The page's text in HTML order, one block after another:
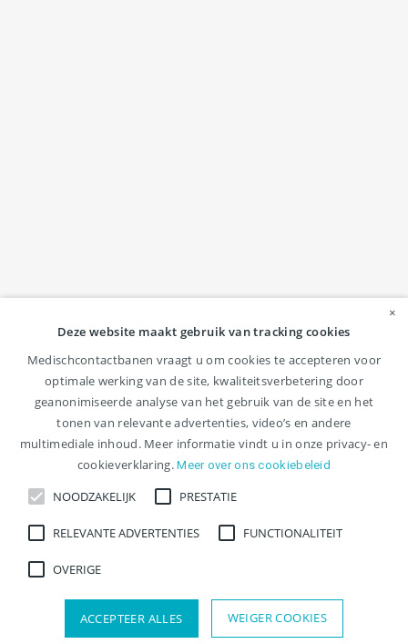
Ontvang nieuwe vacatures
voor uroloog per e-mail
Meld je aan voor een JobAlert en krijg per
Deze website maakt gebruik van tracking cookies
Medischcontactbanen vraagt u om cookies te accepteren voor
optimale werking van de site, kwaliteitsverbetering door
geanonimiseerde analyse van het gebruik van de site en het
tonen van relevante advertenties, video’s en andere
multimediale inhoud. Meer informatie vindt u in onze privacy- en
cookieverklaring.Meer over ons cookiebeleid
NOODZAKELIJK PRESTATIE
RELEVANTE ADVERTENTIES FUNCTIONALITEIT
OVERIGE
ACCEPTEER ALLES WEIGER COOKIES
×